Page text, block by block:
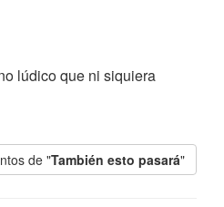
lúdico que ni siquiera
de "También esto pasará"